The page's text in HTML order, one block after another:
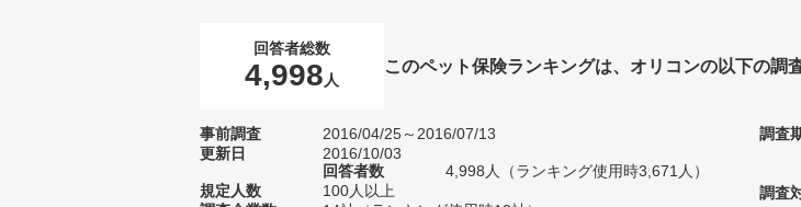
回答者総数
4,998 人
このペット保険ランキングは、オリコンの以下の調
事前調査
2016/04/25～2016/07/13
更新日
2016/10/03
回答者数
4,998人（ランキング使用時3,671人）
規定人数
100人以上
調査
調査